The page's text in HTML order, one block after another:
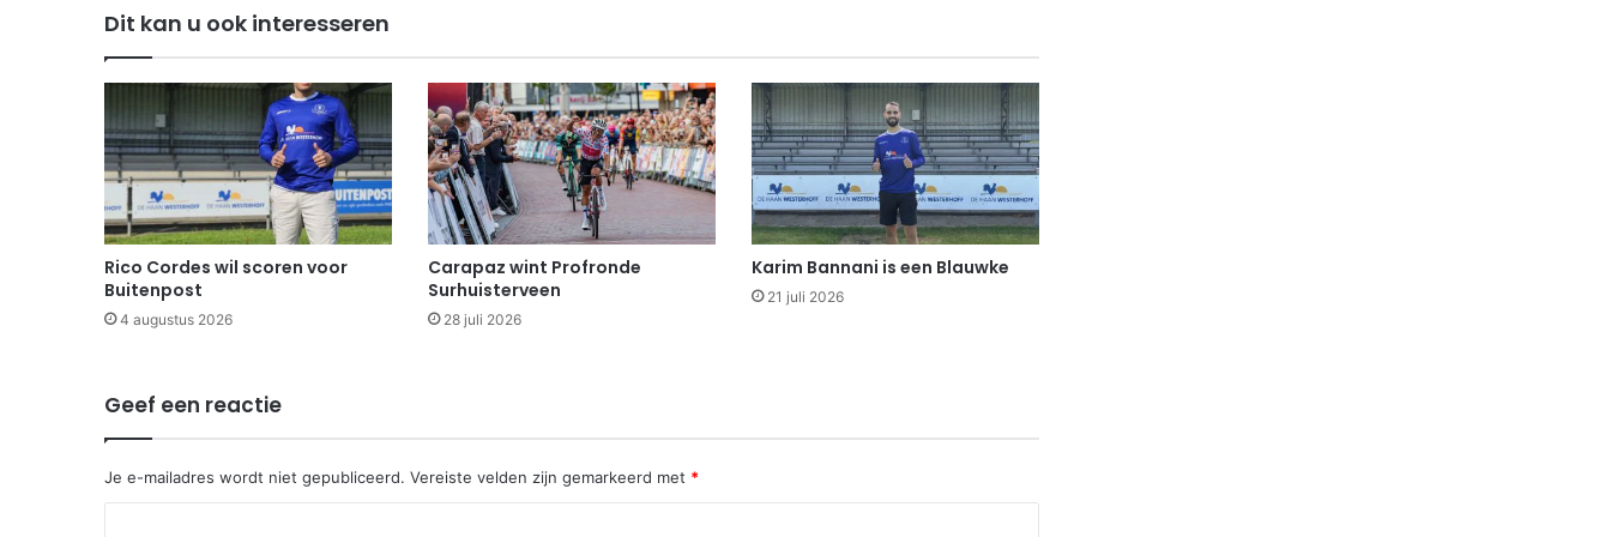
Dit kan u ook interesseren
Rico Cordes wil scoren voor
Buitenpost
4 augustus 2026
Carapaz wint Profronde
Surhuisterveen
28 juli 2026
Karim Bannani is een Blauwke
21 juli 2026
Geef een reactie
Je e-mailadres wordt niet gepubliceerd. Vereiste velden zijn gemarkeerd met *